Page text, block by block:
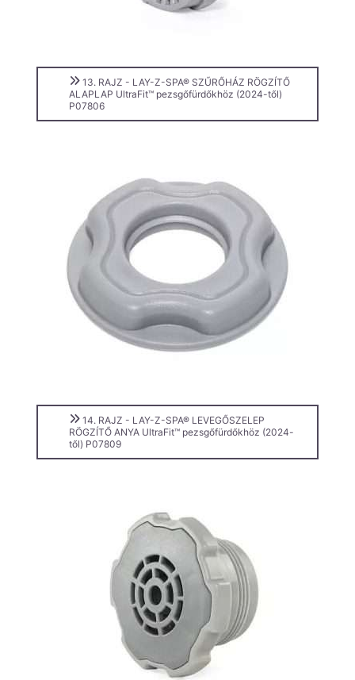
13. RAJZ - LAY-Z-SPA® SZŰRŐHÁZ RÖGZÍTŐ
ALAPLAP UltraFit™ pezsgőfürdőkhöz (2024-től)
P07806
14. RAJZ - LAY-Z-SPA® LEVEGŐSZELEP
RÖGZÍTŐ ANYA UltraFit™ pezsgőfürdőkhöz (2024-
től) P07809